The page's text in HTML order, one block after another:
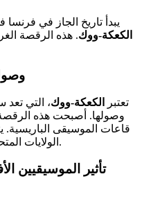
يبدأ تاريخ الجاز في
الكعكة-ووك
تعتبر الكعكة-ووك، التي
وصولها. أصبحت هذه
قاعات الموسيقى
الولايات المتحدة على الساحة الموسيقية الدولية.
تأثير الموسيقيين